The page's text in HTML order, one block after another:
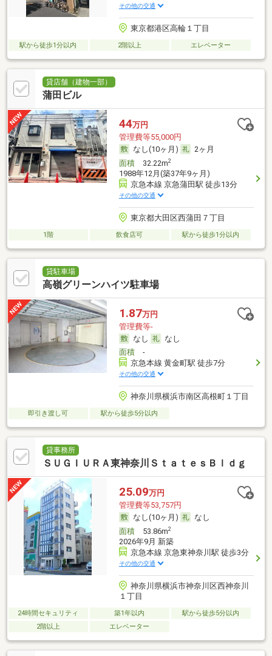
その他の交通
東京都港区高輪１丁目
駅から徒歩1分以内 2階以上 エレベーター
貸店舗（建物一部）
蒲田ビル
44万円
管理費等55,000円
なし(10ヶ月)
2ヶ月
面積32.22m2
1988年12月(築37年9ヶ月)
京急本線 京急蒲田駅 徒歩13分
その他の交通
東京都大田区西蒲田７丁目
1階 飲食店可 駅から徒歩1分以内
貸駐車場
高嶺グリーンハイツ駐車場
1.87万円
管理費等-
なし
なし
面積-
京急本線 黄金町駅 徒歩7分
その他の交通
神奈川県横浜市南区高根町１丁目
即引き渡し可 駅から徒歩5分以内
貸事務所
ＳＵＧＩＵＲＡ東神奈川ＳｔａｔｅｓＢｌｄｇ
25.09万円
管理費等53,757円
なし(10ヶ月)
なし
面積53.86m2
2026年9月 新築
京急本線 京急東神奈川駅 徒歩3分
その他の交通
神奈川県横浜市神奈川区西神奈川
１丁目
24時間セキュリティ 築1年以内
駅から徒歩5分以内
2階以上
エレベーター